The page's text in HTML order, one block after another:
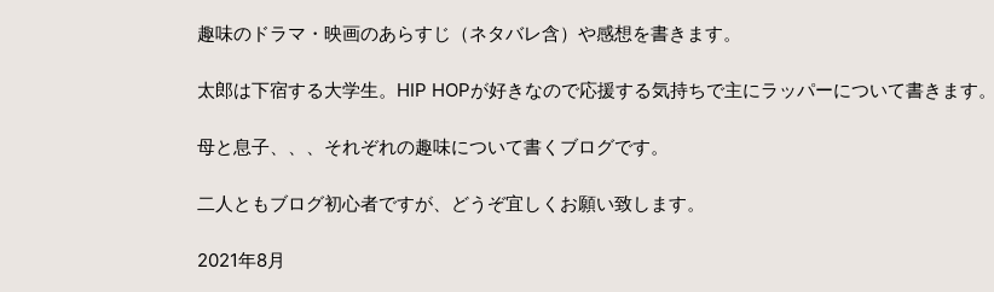
趣味のドラマ・映画のあらすじ（ネタバレ含）や感想を書きます。
太郎は下宿する大学生。HIP HOPが好きなので応援する気持ちで主にラッパーについて書きます。
母と息子、、、それぞれの趣味について書くブログです。
二人ともブログ初心者ですが、どうぞ宜しくお願い致します。
2021年8月